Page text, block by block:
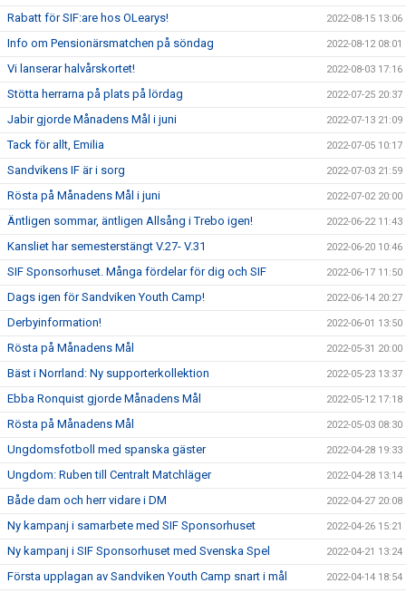
Rabatt för SIF:are hos OLearys! 2022-08-15 13:06
Info om Pensionärsmatchen på söndag 2022-08-12 08:01
Vi lanserar halvårskortet! 2022-08-03 17:16
Stötta herrarna på plats på lördag 2022-07-25 20:37
Jabir gjorde Månadens Mål i juni 2022-07-13 21:09
Tack för allt, Emilia 2022-07-05 10:17
Sandvikens IF är i sorg 2022-07-03 21:59
Rösta på Månadens Mål i juni 2022-07-02 20:00
Äntligen sommar, äntligen Allsång i Trebo igen! 2022-06-22 11:43
Kansliet har semesterstängt V.27- V.31 2022-06-20 10:46
SIF Sponsorhuset. Många fördelar för dig och SIF 2022-06-17 11:50
Dags igen för Sandviken Youth Camp! 2022-06-14 20:27
Derbyinformation! 2022-06-01 13:50
Rösta på Månadens Mål 2022-05-31 20:00
Bäst i Norrland: Ny supporterkollektion 2022-05-23 13:37
Ebba Ronquist gjorde Månadens Mål 2022-05-12 17:18
Rösta på Månadens Mål 2022-05-03 08:30
Ungdomsfotboll med spanska gäster 2022-04-28 19:33
Ungdom: Ruben till Centralt Matchläger 2022-04-28 13:14
Både dam och herr vidare i DM 2022-04-27 20:08
Ny kampanj i samarbete med SIF Sponsorhuset 2022-04-26 15:21
Ny kampanj i SIF Sponsorhuset med Svenska Spel 2022-04-21 13:24
Första upplagan av Sandviken Youth Camp snart i mål 2022-04-14 18:54